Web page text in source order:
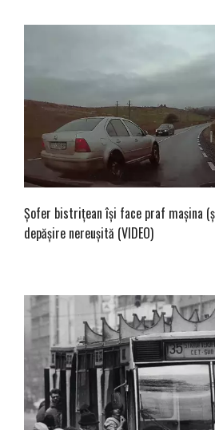
Șofer bistrițean își face praf mașina
depășire nereușită (VIDEO)